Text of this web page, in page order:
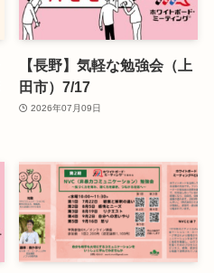
【長野】気軽な勉強会（上
田市）7/17
2026年07月09日